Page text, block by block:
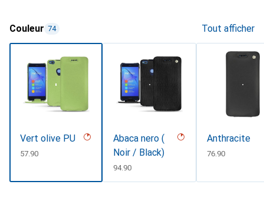
Couleur 74 Tout afficher
Vert olive PU
CHF
57.90
Abaca nero (
Noir / Black)
CHF
94.90
Anthracite
CHF
76.90